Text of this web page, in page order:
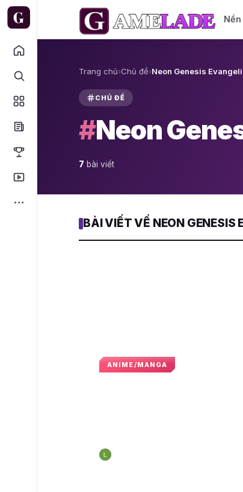
Trang chủ›Chủ đề›Neon Genesis
CHỦ ĐỀ
#Neon
7 bài viết
BÀI VIẾT VỀ NEON GENESIS
ANIME/MANGA
N